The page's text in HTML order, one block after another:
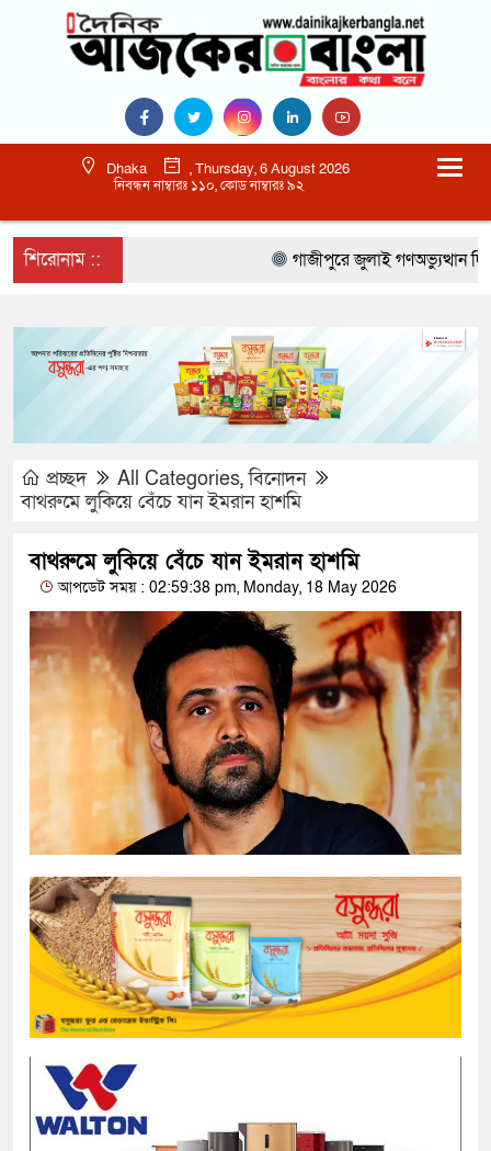
Dhaka
, Thursday, 6 August 2026
নিবন্ধন নাম্বারঃ ১১০, কোড নাম্বারঃ ৯২
শিরোনাম :: গাজীপুরে জুলাই গণঅভ্যুত্থান দিবস
প্রচ্ছদ All Categories,বিনোদন
বাথরুমে লুকিয়ে বেঁচে যান ইমরান হাশমি
বাথরুমে লুকিয়ে বেঁচে যান ইমরান হাশমি
আপডেট সময় : 02:59:38 pm, Monday, 18 May 2026